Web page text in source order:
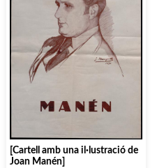
[Cartell amb una il·lustració de
Joan Manén]